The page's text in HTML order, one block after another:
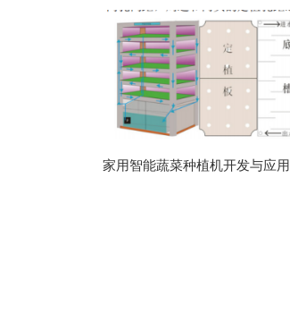
家用智能蔬菜种植机开发与应用